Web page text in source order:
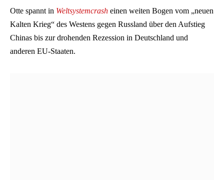
Otte spannt in Weltsystemcrash einen weiten Bogen vom „neuen
Kalten Krieg“ des Westens gegen Russland über den Aufstieg
Chinas bis zur drohenden Rezession in Deutschland und
anderen EU-Staaten.